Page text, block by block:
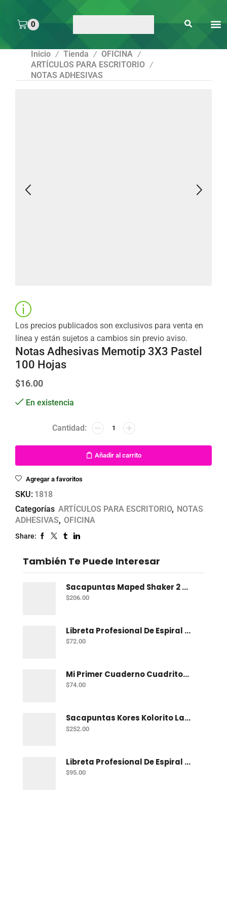
0
Inicio / Tienda / OFICINA /
ARTÍCULOS PARA ESCRITORIO /
NOTAS ADHESIVAS
Los precios publicados son exclusivos para venta en
línea y están sujetos a cambios sin previo aviso.
Notas Adhesivas Memotip 3X3 Pastel
100 Hojas
$16.00
En existencia
Añadir al carrito
Agregar a favoritos
SKU: 1818
Categorías ARTÍCULOS PARA ESCRITORIO, NOTAS
ADHESIVAS, OFICINA
Share:
También Te Puede Interesar
Sacapuntas Maped Shaker 2 Orificios - Bote Con 12
$206.00
Libreta Profesional De Espiral Norma Color 100 H C-7
$72.00
Mi Primer Cuaderno Cuadritos "A" (10Mm) 50 Hojas Norma
$74.00
Sacapuntas Kores Kolorito Lapiz 1 Orif C/20
$252.00
Libreta Profesional De Espiral Printaform Arcoiris Pastel 100 H Ry
$95.00